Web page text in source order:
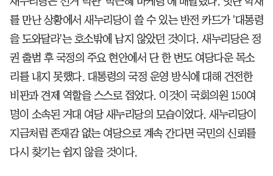
를 만난 상황에서 새누리당이 쓸 수 있는 반전 카드가 '대통령
을 도와달라'는 호소밖에 남지 않았던 것이다. 새누리당은 정
권 출범 후 국정의 주요 현안에서 단 한 번도 여당다운 목소
리를 내지 못했다. 대통령의 국정 운영 방식에 대해 건전한
비판과 견제 역할을 스스로 접었다. 이것이 국회의원 150여
명이 소속된 거대 여당 새누리당의 모습이었다. 새누리당이
지금처럼 존재감 없는 여당으로 계속 간다면 국민의 신뢰를
다시 찾기는 쉽지 않을 것이다.